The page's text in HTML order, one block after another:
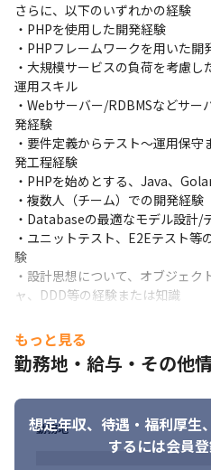
・保守・運⽤業務
事業運営における機能改善、障害
ァクタリングなど可⽤性や保守性
える環境にする業務です。
・既存システムの機能改善
・ECサイト、商品管理サイトの
・レガシーシステムの解析とリフ
・他部⾨からの調査対応など
・全社基盤利⽤部署との連携/調整
＜開発フロー＞
上記の業務について、要件からリ
す。
・要件ヒアリング
・アーキテクチャの設計
・開発〜テスト〜リリース
＜⼊社後のイメージ＞
・⼊社〜3カ⽉：チームの⼀員と
・3〜6カ⽉：中規模案件をおまか
・6カ⽉後以降：⼤規模案件をお
※経験やスキルに応じて異なる可
さらに、以下のいずれかの経験
・PHPを使⽤した開発経験
・PHPフレームワークを⽤いた開
・⼤規模サービスの負荷を考慮
運⽤スキル
・Webサーバー/RDBMSなどサ
発経験
・要件定義からテスト〜運⽤保
発⼯程経験
・PHPを始めとする、Java、
・複数⼈（チーム）での開発経験
・Databaseの最適なモデル設計/
・ユニットテスト、E2Eテスト
験
・設計思想について、オブジェ
ャ、DDD等の経験または知識
・チームやプロジェクトにおける
・他部署とのコミュニケーション
・AWS、GCP環境におけるイン
・Docker、Kubernetesを⽤いた
・マイクロサービス構成の開発、
もっと見る
勤務地・給与・その他
想定年収、待遇・福利厚生、
するには会員
勤務地